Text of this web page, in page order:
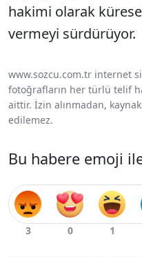
hakimi olarak
vermeyi sürdürüyor.
www.sozcu.com.tr internet
fotoğrafların her türlü telif
aittir. İzin alınmadan,
edilemez.
Bu habere emoji